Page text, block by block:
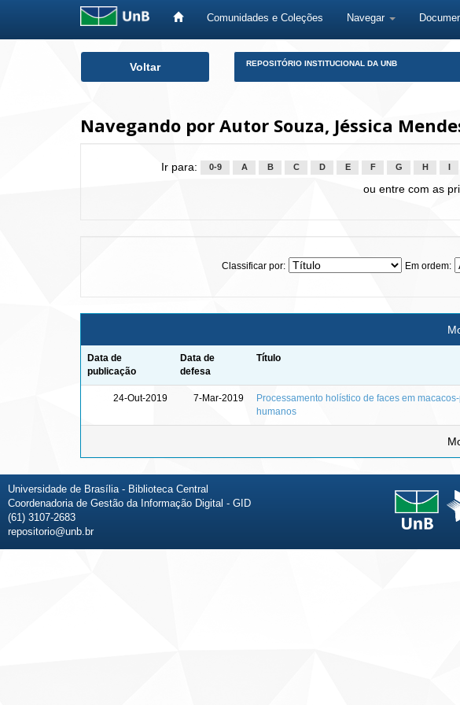
Comunidades e Coleções Navegar
Voltar REPOSITÓRIO INSTITUCIONAL DA UNB
Navegando por Autor Souza, Jéssica
Ir para: 0-9 A B C D E F G H
ou entre com as
Classificar por: Em ordem:
Data de
publicação
Data de
defesa
Título
24-Out-2019 7-Mar-2019
Processamento holístico de faces em
humanos
Universidade de Brasília - Biblioteca Central
Coordenadoria de Gestão da Informação Digital - GID
(61) 3107-2683
repositorio@unb.br